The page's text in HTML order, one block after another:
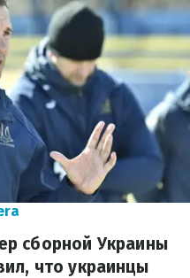
сборной Украины
что украинцы